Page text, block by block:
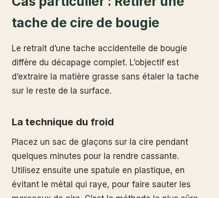
tache de cire de bougie
Le retrait d’une tache accidentelle de bougie
diffère du décapage complet. L’objectif est
d’extraire la matière grasse sans étaler la tache
sur le reste de la surface.
La technique du froid
Placez un sac de glaçons sur la cire pendant
quelques minutes pour la rendre cassante.
Utilisez ensuite une spatule en plastique, en
évitant le métal qui raye, pour faire sauter les